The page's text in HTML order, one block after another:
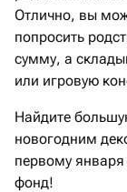
Отлично, вы
попросить
сумму, а
или игровую
Найдите
новогодним
первому января
фонд!